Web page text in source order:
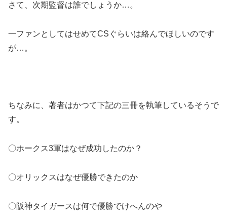
さて、次期監督は誰でしょうか…。
一ファンとしてはせめてCSぐらいは絡んでほしいのです
が…。
ちなみに、著者はかつて下記の三冊を執筆しているそうで
す。
〇ホークス3軍はなぜ成功したのか？
〇オリックスはなぜ優勝できたのか
〇阪神タイガースは何で優勝でけへんのや